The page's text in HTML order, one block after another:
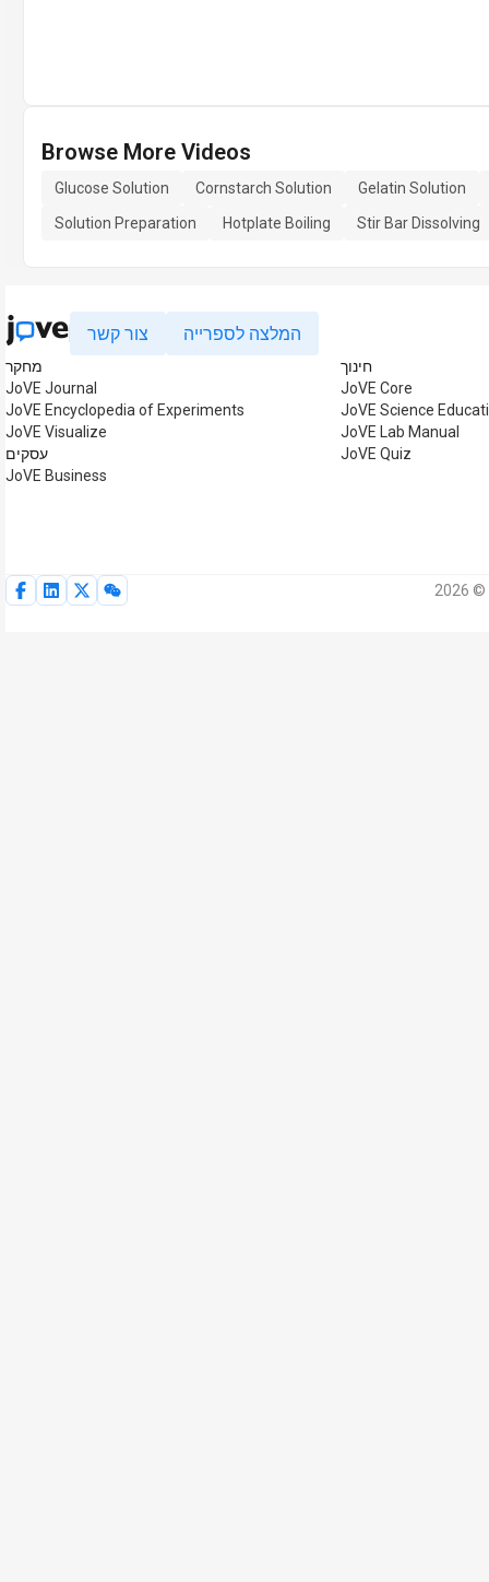
Browse More Videos
Glucose Solution Cornstarch Solution
Gelatin Solution
Solution Preparation
Hotplate Boiling Stir Bar Dissolving
צור קשר המלצה לספרייה
מחקר
JoVE Journal
JoVE Encyclopedia of Experiments
JoVE Visualize
עסקים
JoVE Business
חינוך
JoVE Core
JoVE Science
JoVE Lab Manual
JoVE Quiz